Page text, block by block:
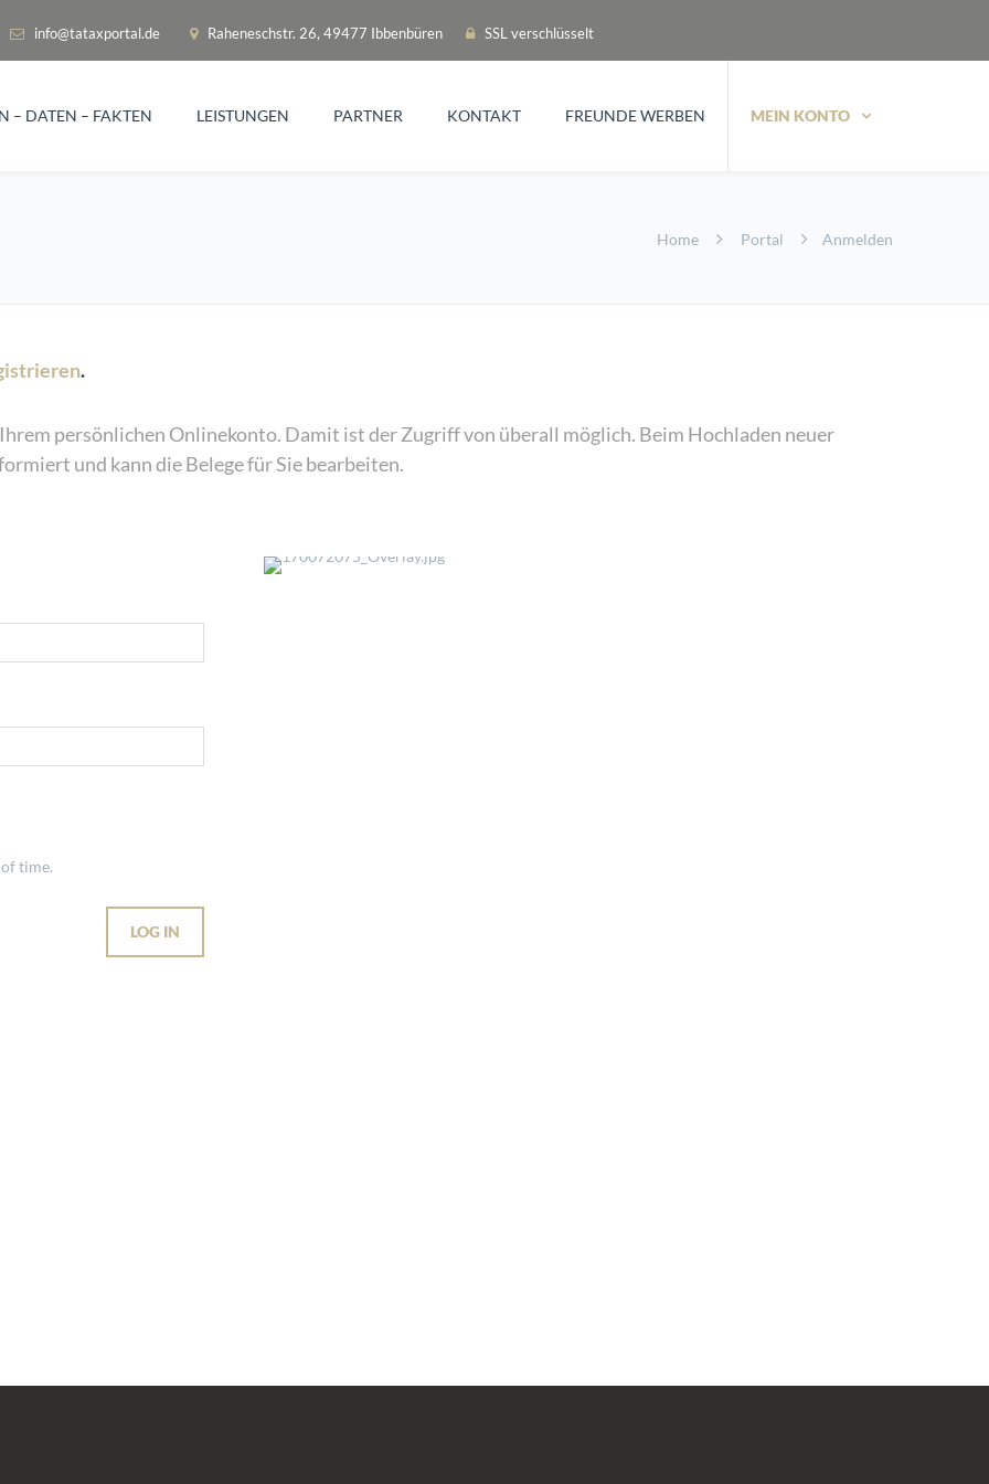
info@tataxportal.de Raheneschstr. 26, 49477 Ibbenbüren SSL verschlüsselt
– DATEN – FAKTEN LEISTUNGEN PARTNER KONTAKT FREUNDE WERBEN MEIN KONTO
Home Portal Anmelden
.
persönlichen Onlinekonto. Damit ist der Zugriff von überall möglich. Beim Hochladen neuer
und kann die Belege für Sie bearbeiten.
time.